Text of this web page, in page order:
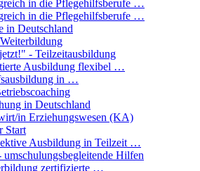
in die Pflegehilfsberufe …
in die Pflegehilfsberufe …
in Deutschland
- Teilzeitausbildung
Ausbildung flexibel …
in …
in Deutschland
in Erziehungswesen (KA)
Start
Ausbildung in Teilzeit …
umschulungsbegleitende Hilfen
zertifizierte …